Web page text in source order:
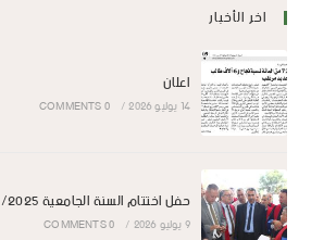
اخر الأخبار
اعلان
14 يوليو 2026 /
0 COMMENTS
حفل اختتام السنة الجامعية 2026/2025
9 يوليو 2026 /
0 COMMENTS